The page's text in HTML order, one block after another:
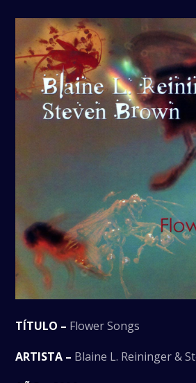
TÍTULO – Flower Songs
ARTISTA – Blaine L. Reininger &